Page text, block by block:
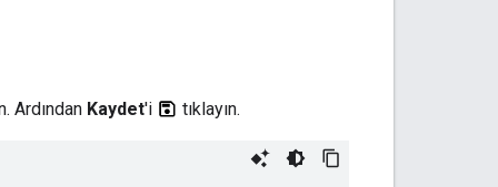
Ardından Kaydet'i tıklayın.